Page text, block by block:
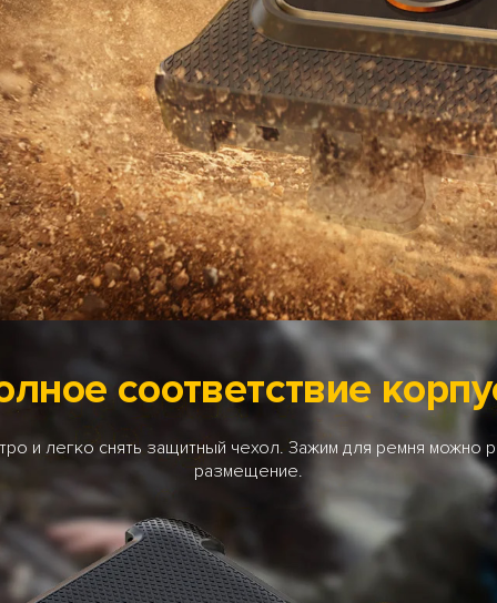
соответствие
и легко снять защитный чехол. Зажим для ремня можно
размещение.